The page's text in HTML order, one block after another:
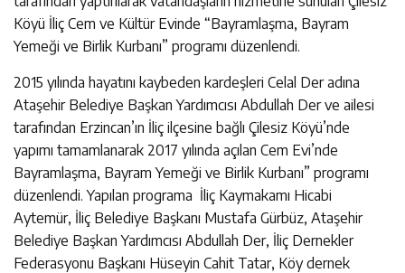
Köyü İliç Cem ve Kültür Evinde “Bayramlaşma, Bayram
Yemeği ve Birlik Kurbanı” programı düzenlendi.
2015 yılında hayatını kaybeden kardeşleri Celal Der adına
Ataşehir Belediye Başkan Yardımcısı Abdullah Der ve ailesi
tarafından Erzincan’ın İliç ilçesine bağlı Çilesiz Köyü’nde
yapımı tamamlanarak 2017 yılında açılan Cem Evi’nde
Bayramlaşma, Bayram Yemeği ve Birlik Kurbanı” programı
düzenlendi. Yapılan programa İliç Kaymakamı Hicabi
Aytemür, İliç Belediye Başkanı Mustafa Gürbüz, Ataşehir
Belediye Başkan Yardımcısı Abdullah Der, İliç Dernekler
Federasyonu Başkanı Hüseyin Cahit Tatar, Köy dernek